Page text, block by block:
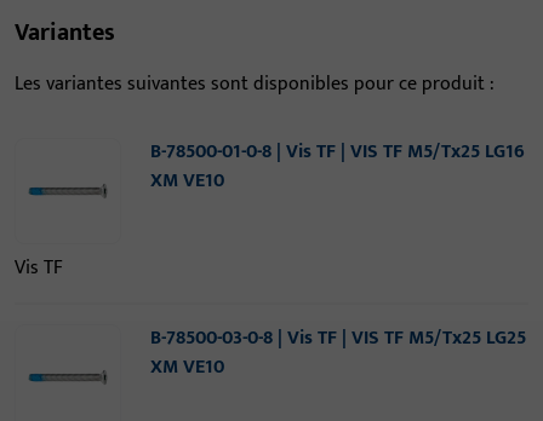
Variantes
Les variantes suivantes sont disponibles pour ce produit :
B-78500-01-0-8 | Vis TF | VIS TF M5/Tx25 LG16
XM VE10
Vis TF
B-78500-03-0-8 | Vis TF | VIS TF M5/Tx25 LG25
XM VE10